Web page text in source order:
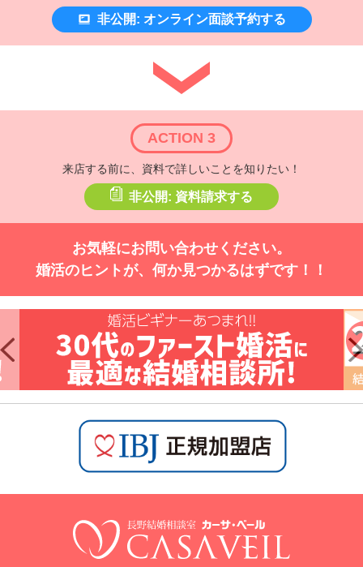
非公開: オンライン面談予約する
ACTION 3
来店する前に、資料で詳しいことを知りたい！
非公開: 資料請求する
お気軽にお問い合わせください。
婚活のヒントが、何か見つかるはずです！！